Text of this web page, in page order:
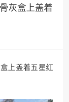
灰盒上盖着
上盖着五星红